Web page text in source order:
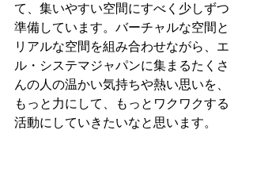
て、集いやすい空間にすべく少しずつ
準備しています。バーチャルな空間と
リアルな空間を組み合わせながら、エ
ル・システマジャパンに集まるたくさ
んの人の温かい気持ちや熱い思いを、
もっと力にして、もっとワクワクする
活動にしていきたいなと思います。